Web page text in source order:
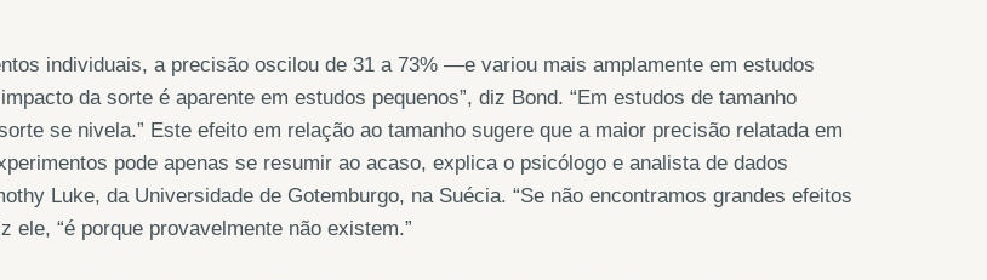
individuais, a precisão oscilou de 31 a 73% —e variou mais amplamente em estudos
da sorte é aparente em estudos pequenos”, diz Bond. “Em estudos de tamanho
se nivela.” Este efeito em relação ao tamanho sugere que a maior precisão relatada em
pode apenas se resumir ao acaso, explica o psicólogo e analista de dados
Luke, da Universidade de Gotemburgo, na Suécia. “Se não encontramos grandes efeitos
ele, “é porque provavelmente não existem.”